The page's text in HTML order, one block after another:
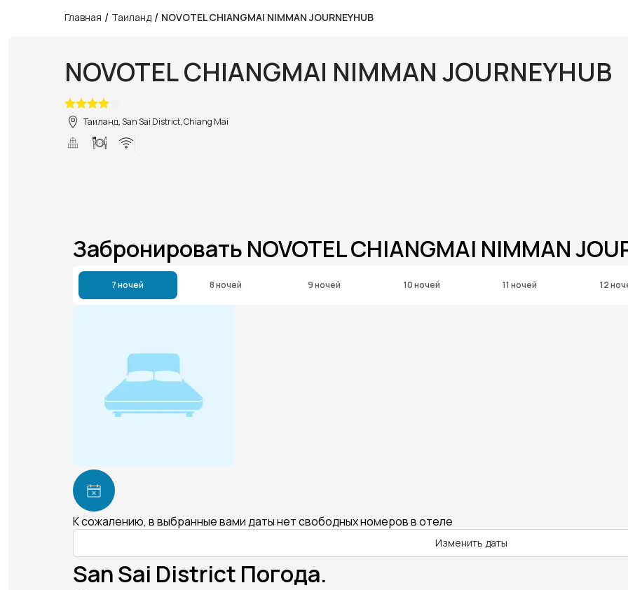
Главная / Таиланд / NOVOTEL CHIANGMAI NIMMAN JOURNEYHUB
NOVOTEL CHIANGMAI NIMMAN JOURNEYHUB
Таиланд, San Sai District, Chiang Mai
Забронировать NOVOTEL CHIANGMAI NIMMAN
7 ночей 8 ночей 9 ночей 10 ночей 11 ночей 12
К сожалению, в выбранные вами даты нет свободных номеров в отеле
Изменить даты
San Sai District Погода.